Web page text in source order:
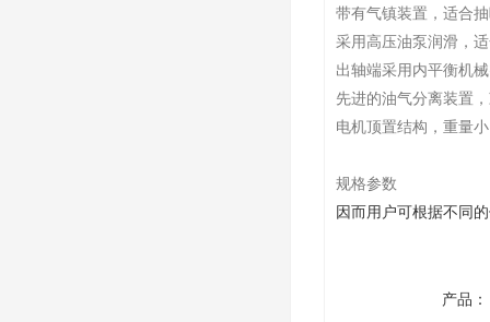
带有气镇装置，适合
采用高压油泵润滑，
出轴端采用内平衡机
先进的油气分离装置
电机顶置结构，重量
规格参数
因而用户可根据不同
产品：